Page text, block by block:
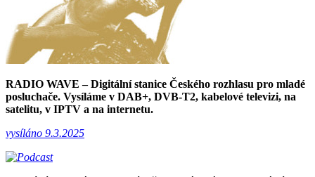
RADIO WAVE – Digitální stanice Českého rozhlasu pro mladé
posluchače. Vysíláme v DAB+, DVB-T2, kabelové televizi, na
satelitu, v IPTV a na internetu.
vysíláno 9.3.2025